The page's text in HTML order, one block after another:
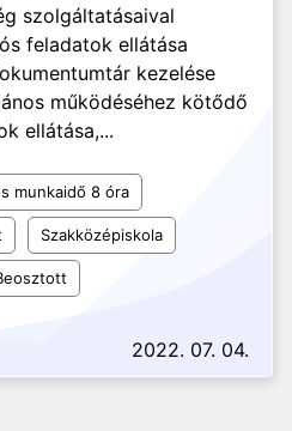
szolgáltatásaival
feladatok ellátása
kezelése
működéséhez kötődő
ellátása,...
munkaidő 8 óra
Szakközépiskola
2022. 07. 04.